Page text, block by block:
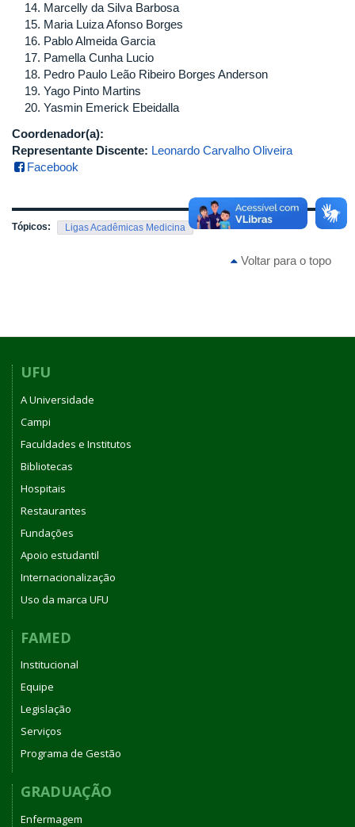
Marcelly da Silva Barbosa
Maria Luiza Afonso Borges
Pablo Almeida Garcia
Pamella Cunha Lucio
Pedro Paulo Leão Ribeiro Borges Anderson
Yago Pinto Martins
Yasmin Emerick Ebeidalla
Coordenador(a):
Representante Discente: Leonardo Carvalho Oliveira
Facebook
Tópicos: Ligas Acadêmicas Medicina
Voltar para o topo
UFU
A Universidade
Campi
Faculdades e Institutos
Bibliotecas
Hospitais
Restaurantes
Fundações
Apoio estudantil
Internacionalização
Uso da marca UFU
FAMED
Institucional
Equipe
Legislação
Serviços
Programa de Gestão
GRADUAÇÃO
Enfermagem